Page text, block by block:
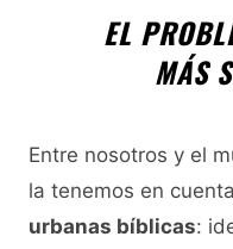
EL
MÁS
Entre nosotros y el
la tenemos en
urbanas bíblicas: